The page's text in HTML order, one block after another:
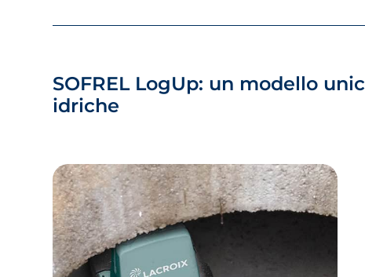
SOFREL LogUp: un modello
idriche